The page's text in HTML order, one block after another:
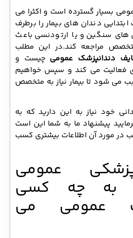
بسیار گسترده است و اکثرا می
دندان های بیمار را برطرف
سنگین و یا ارتودنسی باعث
مراجعه کند.در این مطلب
دندانپزشک عمومیچیست و
می کند و سپس خواهیم
شود تا بیمار نیاز به متخصص
خود نیاز به این دارید که به
پیشنهاد ما به شما این است
مورد آن اطلاعات بیشتری کسب
عمومی
چه کسی
عمومی می